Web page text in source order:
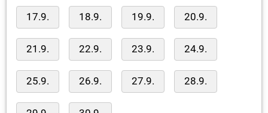
17.9. 18.9. 19.9. 20.9.
21.9. 22.9. 23.9. 24.9.
25.9. 26.9. 27.9. 28.9.